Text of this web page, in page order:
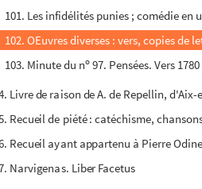
101. Les infidélités punies ; comédie en
102. OEuvres diverses : vers, copies de
103. Minute du no 97. Pensées. Vers
Livre de raison de A. de Repellin,
Recueil de piété : catéchisme,
Recueil ayant appartenu à Pierre
Narvigenas. Liber Facetus